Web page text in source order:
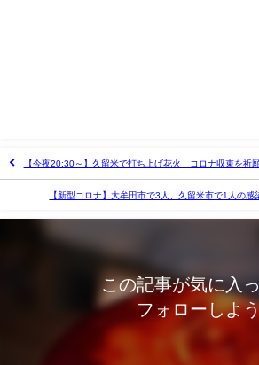
【今夜20:30～】久留米で打ち上げ花火 コロナ収束を祈
【新型コロナ】大牟田市で3人、久留米市で1人の
この記事が気に入
フォローしよ